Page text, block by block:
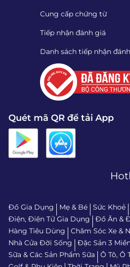
Cung cấp chứng từ
Tiếp nhận đánh giá
Danh sách tiếp nhận
Quét mã QR để tải App
Đồ Gia Dụng Mẹ & Bé
Sức Khoẻ
Điện, Điện Tử Gia Dụng
Đồ Ăn &
Hàng Tiêu Dùng
Chăm Sóc Xe &
Nhà Cửa Đời Sống
Đặc Sản 3
Sữa & Các Sản Phẩm Sữa
Ô Tô, Ô